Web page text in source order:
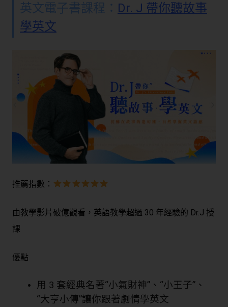
英文電子書課程： Dr. J 帶你聽故事
學英文
推薦指數：
由教學影片破億觀看，英語教學超過 30 年經驗的 Dr.J 授
課
優點
用 3 套經典名著“小氣財神”、“小王子”、
“大亨小傳”讓你跟著劇情學英文